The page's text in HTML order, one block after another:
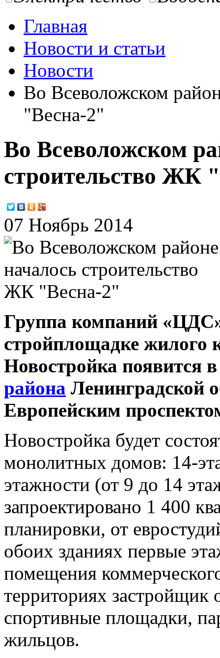
Главная
Новости и статьи
Новости
Во Всеволожском
"Весна-2"
Во Всеволожском
строительство ЖК
07 Ноябрь 2014
Группа компаний
стройплощадке жилого
Новостройка появится
района Ленинградской
Европейским
Новостройка будет
монолитных домов: 14-
этажности (от 9 до 14
запроектировано 1 400
планировки, от
обоих зданиях первые
помещения
территориях застройщик
спортивные площадки,
жильцов.